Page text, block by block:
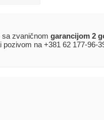
zvaničnom garancijom 2
na +381 62 177-96-